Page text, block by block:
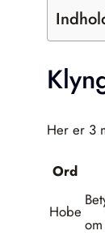
Her er 3
Ord
Hobe